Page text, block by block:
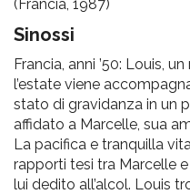
pr
e
(Francia, 1987)
Sinossi
Francia, anni ’50: Louis,
l’estate viene
stato di gravidanza in un
affidato a Marcelle, sua
La pacifica e tranquilla
rapporti tesi tra Marcelle
lui dedito all’alcol. Louis